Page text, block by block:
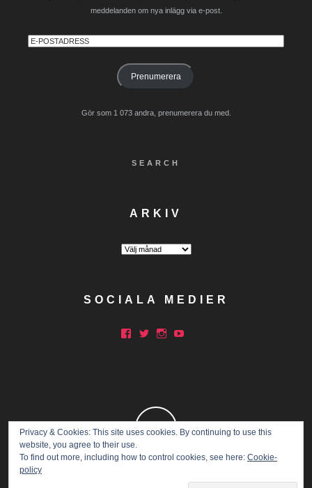
meddelanden om nya inlägg via e-post.
E-
Prenumerera
Gör som 1 073 andra, prenumerera du med.
SEARCH
ARKIV
Arkiv
SOCIALA MEDIER
Facebook
Twitter
Instagram
Privacy & Cookies: This site uses cookies. By continuing to use this
website, you agree to their use.
To find out more, including how to control cookies, see here: Cookie-
policy